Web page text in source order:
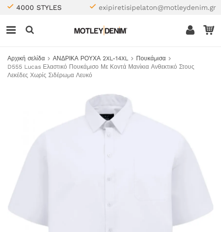
4000 STYLES exipiretisipelaton@motleydenim.gr
Αρχική σελίδα ΑΝΔΡΙΚΑ ΡΟΥΧΑ 2XL-14XL
Πουκάμισα
D555 Lucas Ελαστικό Πουκάμισο Με Κοντά Μανίκια Ανθεκτικό Στους
Λεκέδες Χωρίς Σιδέρωμα Λευκό